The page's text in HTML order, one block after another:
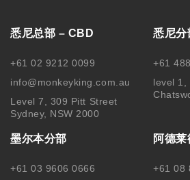
悉尼总部 – CBD
+61 02 9212 0099
info@monkeyking.com.au
Level 7, 309 Pitt Street
Sydney, NSW 2000
悉尼
+61
level 1,
墨尔本分部
+61 03 9606 0666
阿德
+61 08